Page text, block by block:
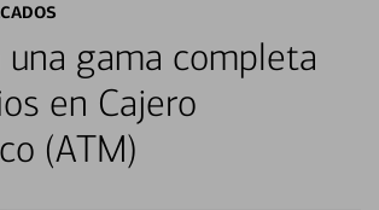
una gama completa
en Cajero
(ATM)